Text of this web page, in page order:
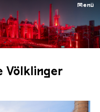
Menü
in Rot
Völklinger